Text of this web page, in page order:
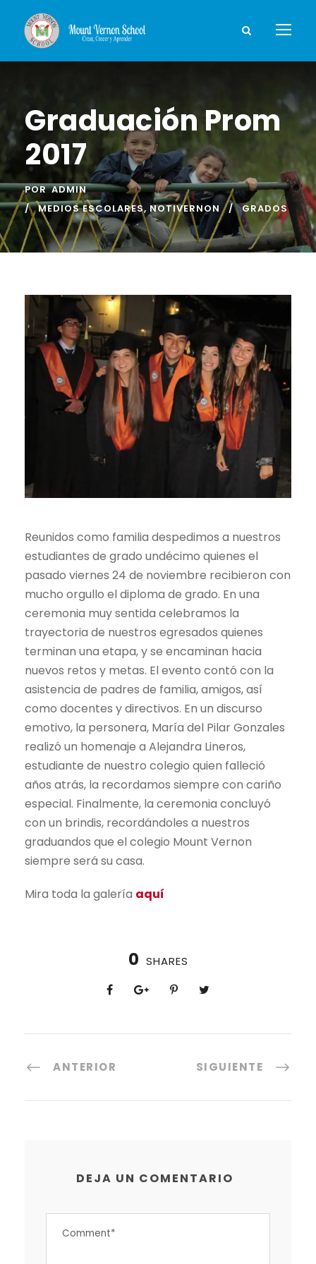
Graduación Prom
2017
POR ADMIN
MEDIOS ESCOLARES, NOTIVERNON GRADOS
Reunidos como familia despedimos a nuestros
estudiantes de grado undécimo quienes el
pasado viernes 24 de noviembre recibieron con
mucho orgullo el diploma de grado. En una
ceremonia muy sentida celebramos la
trayectoria de nuestros egresados quienes
terminan una etapa, y se encaminan hacia
nuevos retos y metas. El evento contó con la
asistencia de padres de familia, amigos, así
como docentes y directivos. En un discurso
emotivo, la personera, María del Pilar Gonzales
realizó un homenaje a Alejandra Lineros,
estudiante de nuestro colegio quien falleció
años atrás, la recordamos siempre con cariño
especial. Finalmente, la ceremonia concluyó
con un brindis, recordándoles a nuestros
graduandos que el colegio Mount Vernon
siempre será su casa.
Mira toda la galería aquí
0 SHARES
ANTERIOR SIGUIENTE
DEJA UN COMENTARIO